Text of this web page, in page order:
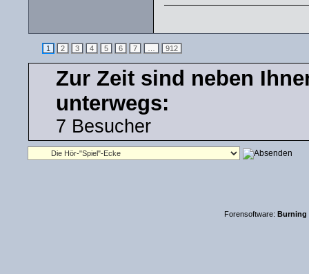
1 2 3 4 5 6 7 912
Zur Zeit sind neben
unterwegs:
7 Besucher
Forensoftware: